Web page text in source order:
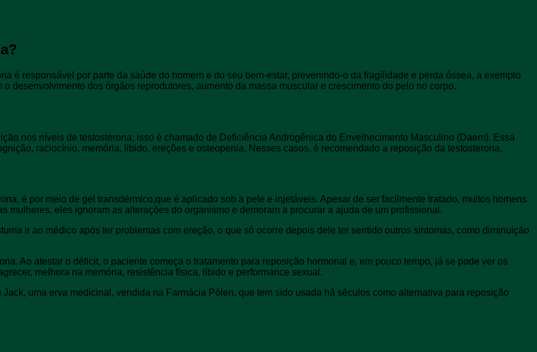
é responsável por parte da saúde do homem e do seu bem-estar, prevenindo-o da fragilidade e perda óssea, a exemplo
desenvolvimento dos órgãos reprodutores, aumento da massa muscular e crescimento do pelo no corpo.
nos níveis de testosterona; isso é chamado de Deficiência Androgênica do Envelhecimento Masculino (Daem). Essa
raciocínio, memória, libido, ereções e osteopenia. Nesses casos, é recomendado a reposição da testosterona.
é por meio de gel transdérmico,que é aplicado sob a pele e injetáveis. Apesar de ser facilmente tratado, muitos homens
mulheres, eles ignoram as alterações do organismo e demoram a procurar a ajuda de um profissional.
ir ao médico após ter problemas com ereção, o que só ocorre depois dele ter sentido outros sintomas, como diminuição
Ao atestar o déficit, o paciente começa o tratamento para reposição hormonal e, em pouco tempo, já se pode ver os
melhora na memória, resistência física, líbido e performance sexual.
uma erva medicinal, vendida na Farmácia Pólen, que tem sido usada há séculos como alternativa para reposição